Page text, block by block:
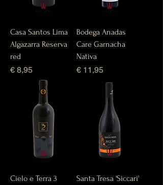
Casa Santos Lima
Algazarra Reserva
red
Prijs
€ 8,95
Bodega Anadas
Care Garnacha
Nativa
Prijs
€ 11,95
Cielo e Terra 3
Santa Tresa 'Siccari'